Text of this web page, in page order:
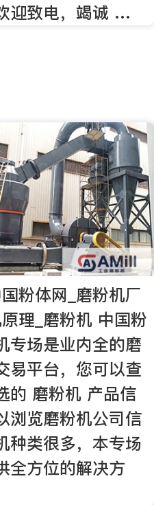
迎致电，竭诚 …
粉体网_磨粉机厂
理_磨粉机 中国粉
专场是业内全的磨
易平台，您可以查
的 磨粉机 产品信
浏览磨粉机公司信
种类很多，本专场
全方位的解决方